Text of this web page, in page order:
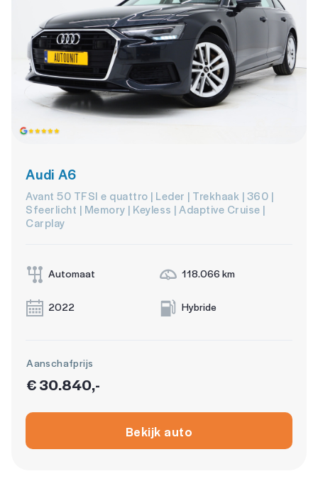
Audi A6
Avant 50 TFSI e quattro | Leder | Trekhaak | 360 |
Sfeerlicht | Memory | Keyless | Adaptive Cruise |
Carplay
Automaat 118.066 km
2022 Hybride
Aanschafprijs
€ 30.840,-
Bekijk auto